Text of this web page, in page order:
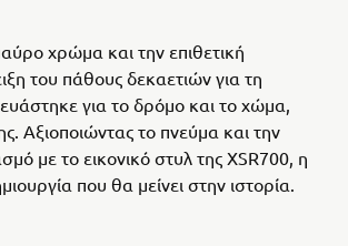
χρώμα και την επιθετική
του πάθους δεκαετιών για τη
για το δρόμο και το χώμα,
Αξιοποιώντας το πνεύμα και την
με το εικονικό στυλ της XSR700, η
που θα μείνει στην ιστορία.